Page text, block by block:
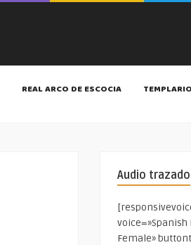
REAL ARCO DE ESCOCIA
Audio trazado
Female»